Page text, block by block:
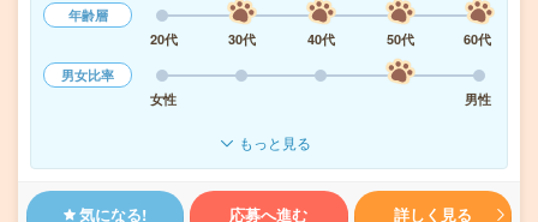
年齢層
20代
30代 40代 50代
60代
男女比率
女性
男性
もっと見る
気になる! 応募へ進む 詳しく見る